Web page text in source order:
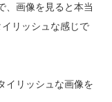
、画像を見ると本当
リッシュな感じで
イリッシュな画像を